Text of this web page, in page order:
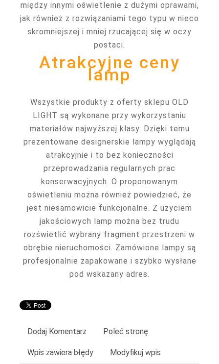
między innymi oświetlenie z dużymi oprawami,
jak również z rozwiązaniami tego typu w nieco
skromniejszej i mniej rzucającej się w oczy
postaci.
Atrakcyjne ceny
lamp
Wszystkie produkty z oferty sklepu OLD
LIGHT są wykonane przy wykorzystaniu
materiałów najwyższej klasy. Dzięki temu
prezentowane designerskie lampy wyglądają
atrakcyjnie i to bez konieczności
przeprowadzania regularnych prac
konserwacyjnych. O proponowanym
oświetleniu można również powiedzieć, że
jest niesamowicie funkcjonalne. Z użyciem
jakościowych lamp można bez trudu
rozświetlić wybrany fragment przestrzeni w
obrębie nieruchomości. Zamówione lampy są
profesjonalnie zapakowane i szybko wysłane
pod wskazany adres.
Dodaj Komentarz Poleć stronę
Wpis zawiera błędy Modyfikuj wpis